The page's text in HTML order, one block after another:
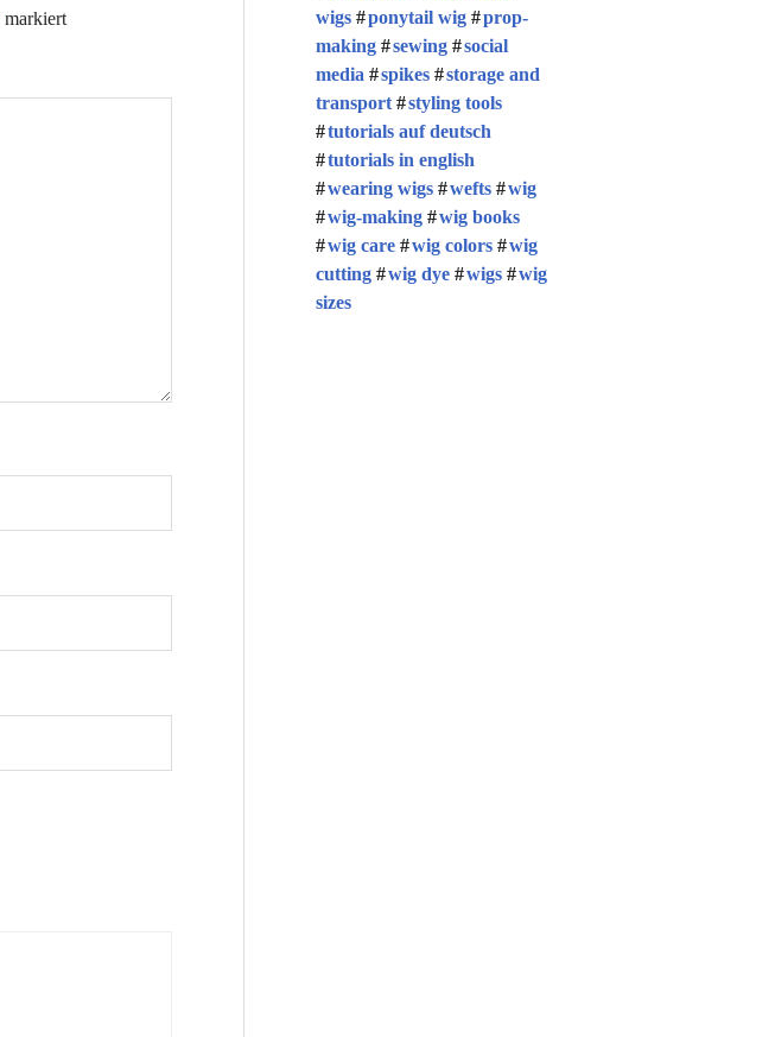
markiert
wigs
ponytail wig
prop-
making
sewing
social
media
spikes
storage and
transport
styling tools
tutorials auf deutsch
tutorials in english
wearing wigs
wefts
wig
wig-making
wig books
wig care
wig colors
wig
cutting
wig dye wigs
wig
sizes